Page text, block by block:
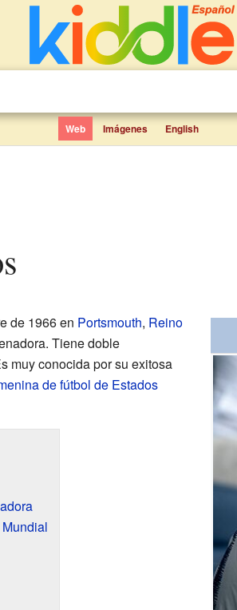
Web Imágenes English
de 1966 en Portsmouth, Reino
Tiene doble
muy conocida por su exitosa
de fútbol de Estados